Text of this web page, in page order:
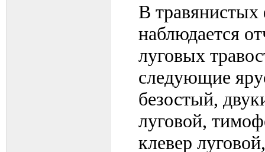
В травянистых
наблюдается
луговых
следующие
безостый,
луговой,
клевер